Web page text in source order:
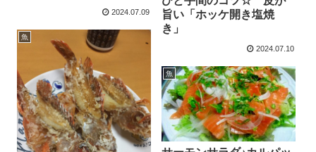
旨い「ホッケ開き塩焼
き」
2024.07.10
2024.07.09
魚
魚